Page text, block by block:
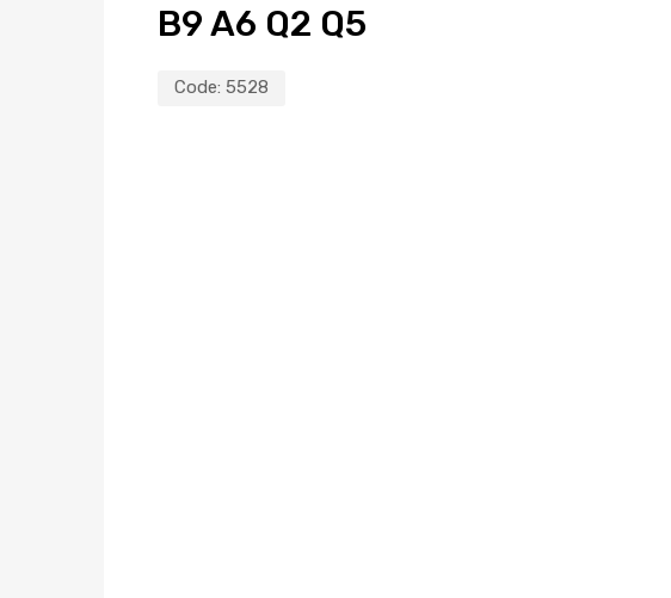
B9 A6 Q2 Q5
Code: 5528